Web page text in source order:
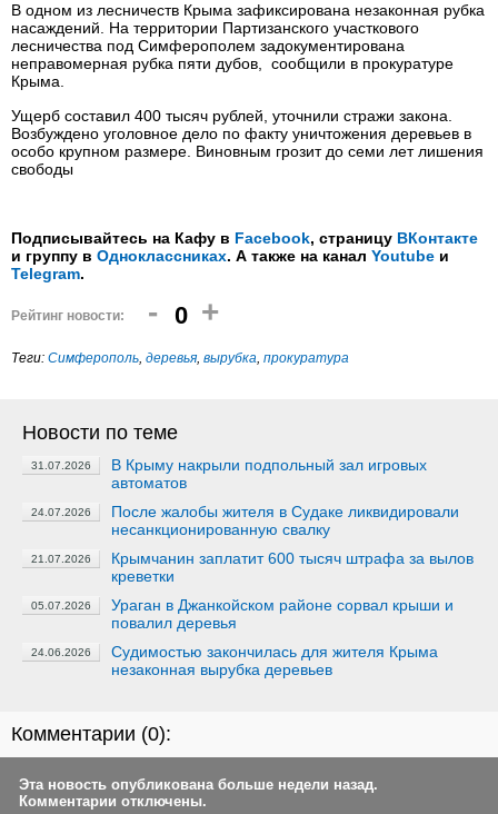
В одном из лесничеств Крыма зафиксирована незаконная рубка
насаждений. На территории Партизанского участкового
лесничества под Симферополем задокументирована
неправомерная рубка пяти дубов, сообщили в прокуратуре
Крыма.
Ущерб составил 400 тысяч рублей, уточнили стражи закона.
Возбуждено уголовное дело по факту уничтожения деревьев в
особо крупном размере. Виновным грозит до семи лет лишения
свободы
Подписывайтесь на Кафу в Facebook, страницу ВКонтакте
и группу в Одноклассниках. А также на канал Youtube и
Telegram.
Рейтинг новости: - 0 +
Теги: Симферополь, деревья, вырубка, прокуратура
Новости по теме
31.07.2026
В Крыму накрыли подпольный зал игровых
автоматов
24.07.2026
После жалобы жителя в Судаке ликвидировали
несанкционированную свалку
21.07.2026
Крымчанин заплатит 600 тысяч штрафа за вылов
креветки
05.07.2026
Ураган в Джанкойском районе сорвал крыши и
повалил деревья
24.06.2026
Судимостью закончилась для жителя Крыма
незаконная вырубка деревьев
Комментарии (0):
Эта новость опубликована больше недели назад.
Комментарии отключены.